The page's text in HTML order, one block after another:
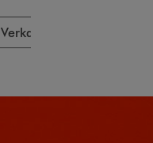
Verkaufsstellen